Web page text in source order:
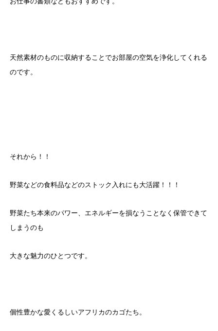
天然素材のものに収納することでお部屋の空気を浄化してくれる
のです。
それから！！
野菜などの食料品などのストック入れにも大活躍！！！
野菜たち本来のパワー、エネルギーを損なうことなく保管できて
しまうのも
大きな魅力のひとつです。
個性豊かな愛くるしいアフリカのカゴたち。